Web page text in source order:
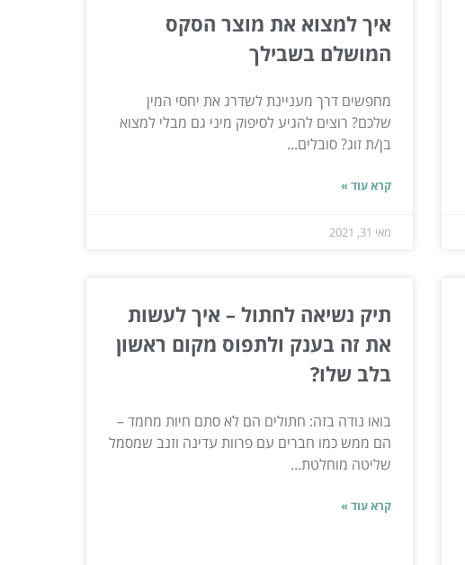
איך למצוא את מוצר הסקס
המושלם בשבילך
מחפשים דרך מעניינת לשדרג את יחסי המין
שלכם? רוצים להגיע לסיפוק מיני גם מבלי למצוא
בן/ת זוג? סובלים...
קרא עוד »
מאי 31, 2021
תיק נשיאה לחתול – איך לעשות
את זה בענק ולתפוס מקום ראשון
בלב שלו?
בואו נודה בזה: חתולים הם לא סתם חיות מחמד –
הם ממש כמו חברים עם פרוות עדינה וזנב שמסמל
שליטה מוחלטת...
קרא עוד »